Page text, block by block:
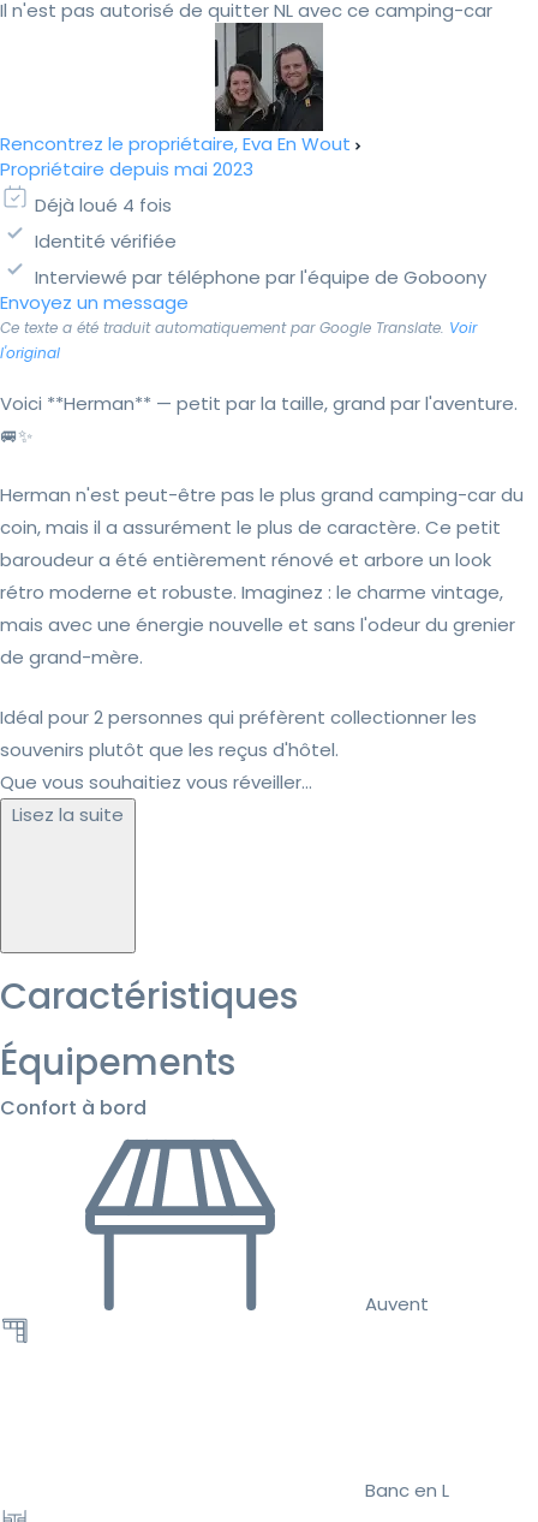
Il n'est pas autorisé de quitter NL avec ce camping-car
Rencontrez le propriétaire, Eva En Wout
Propriétaire depuis mai 2023
Déjà loué 4 fois
Identité vérifiée
Interviewé par téléphone par l'équipe de Goboony
Envoyez un message
Ce texte a été traduit automatiquement par Google Translate. Voir
l'original
Voici **Herman** — petit par la taille, grand par l'aventure.
🚐✨
Herman n'est peut-être pas le plus grand camping-car du
coin, mais il a assurément le plus de caractère. Ce petit
baroudeur a été entièrement rénové et arbore un look
rétro moderne et robuste. Imaginez : le charme vintage,
mais avec une énergie nouvelle et sans l'odeur du grenier
de grand-mère.
Idéal pour 2 personnes qui préfèrent collectionner les
souvenirs plutôt que les reçus d'hôtel.
Que vous souhaitiez vous réveiller...
Lisez la suite
Caractéristiques
Équipements
Confort à bord
Auvent
Banc en L